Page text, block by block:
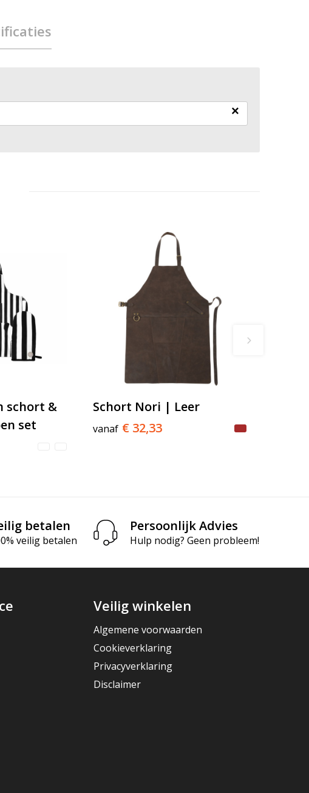
×
schort &
set
Schort Nori | Leer
vanaf € 32,33
betalen
veilig betalen
Persoonlijk Advies
Hulp nodig? Geen probleem!
Veilig winkelen
Algemene voorwaarden
Cookieverklaring
Privacyverklaring
Disclaimer